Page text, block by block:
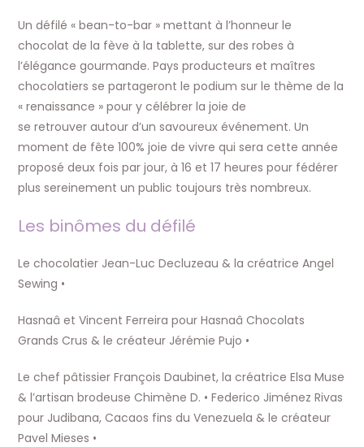
Un défilé « bean-to-bar » mettant à l’honneur le
chocolat de la fève à la tablette, sur des robes à
l’élégance gourmande. Pays producteurs et maîtres
chocolatiers se partageront le podium sur le thème de la
« renaissance » pour y célébrer la joie de
se retrouver autour d’un savoureux événement. Un
moment de fête 100% joie de vivre qui sera cette année
proposé deux fois par jour, à 16 et 17 heures pour fédérer
plus sereinement un public toujours très nombreux.
Les binômes du défilé
Le chocolatier Jean-Luc Decluzeau & la créatrice Angel
Sewing •
Hasnaâ et Vincent Ferreira pour Hasnaâ Chocolats
Grands Crus & le créateur Jérémie Pujo •
Le chef pâtissier François Daubinet, la créatrice Elsa Muse
& l’artisan brodeuse Chimène D. • Federico Jiménez Rivas
pour Judibana, Cacaos fins du Venezuela & le créateur
Pavel Mieses •